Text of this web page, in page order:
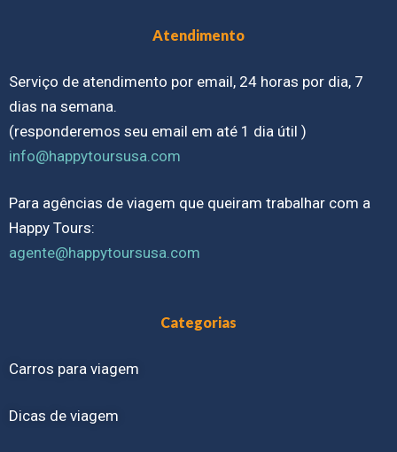
Atendimento
Serviço de atendimento por email, 24 horas por dia, 7
dias na semana.
(responderemos seu email em até 1 dia útil )
info@happytoursusa.com
Para agências de viagem que queiram trabalhar com a
Happy Tours:
agente@happytoursusa.com
Categorias
Carros para viagem
Dicas de viagem